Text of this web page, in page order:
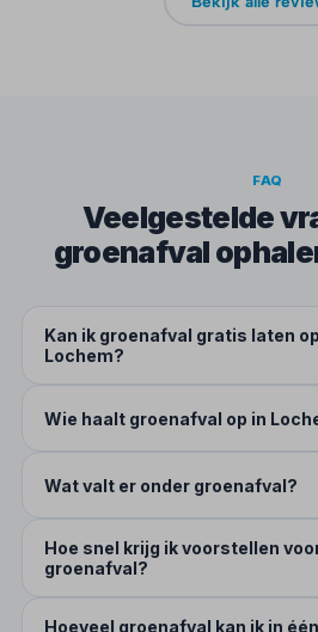
FAQ
Veelgestelde
groenafval
Kan ik groenafval gratis laten
Lochem?
Wie haalt groenafval op in
Wat valt er onder groenafval?
Hoe snel krijg ik voorstellen
groenafval?
Hoeveel groenafval kan ik in